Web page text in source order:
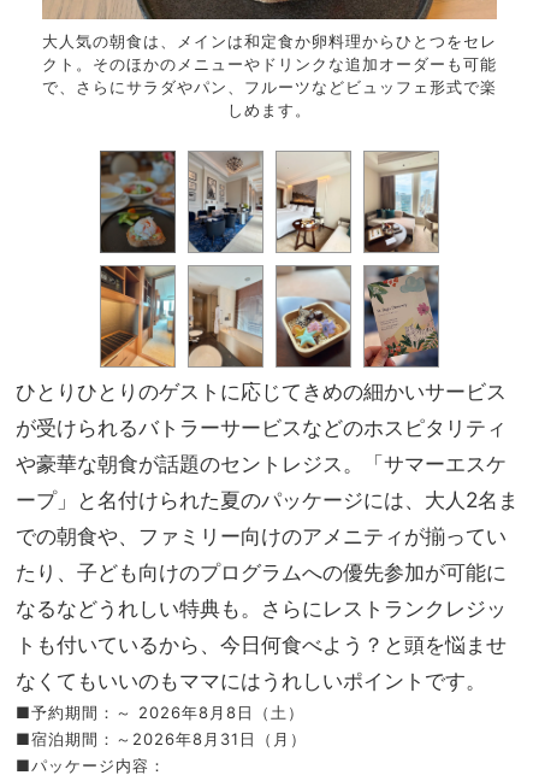
大人気の朝食は、メインは和定食か卵料理からひとつをセレ
クト。そのほかのメニューやドリンクな追加オーダーも可能
で、さらにサラダやパン、フルーツなどビュッフェ形式で楽
しめます。
ひとりひとりのゲストに応じてきめの細かいサービス
が受けられるバトラーサービスなどのホスピタリティ
や豪華な朝食が話題のセントレジス。「サマーエスケ
ープ」と名付けられた夏のパッケージには、大人2名ま
での朝食や、ファミリー向けのアメニティが揃ってい
たり、子ども向けのプログラムへの優先参加が可能に
なるなどうれしい特典も。さらにレストランクレジッ
トも付いているから、今日何食べよう？と頭を悩ませ
なくてもいいのもママにはうれしいポイントです。
■予約期間：～ 2026年8月8日（土）
■宿泊期間：～2026年8月31日（月）
■パッケージ内容：